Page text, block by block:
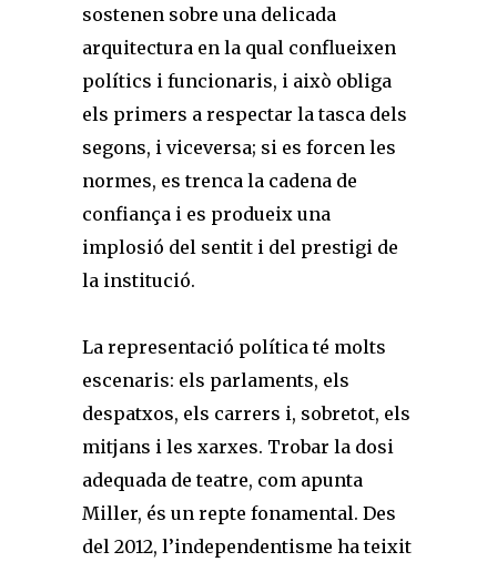
sostenen sobre una delicada
arquitectura en la qual conflueixen
polítics i funcionaris, i això obliga
els primers a respectar la tasca­ dels
segons, i viceversa; si es forcen les
normes, es trenca la cadena de
confiança­ i es produeix una
implosió del sentit i del prestigi de
la institució.
La representació política té molts
escenaris: els parlaments, els
despatxos, els carrers i, sobretot, els
mitjans i les xarxes. Trobar la dosi
adequada de teatre, com apunta
Miller, és un repte fonamental. Des
del 2012, l’independentisme ha teixit